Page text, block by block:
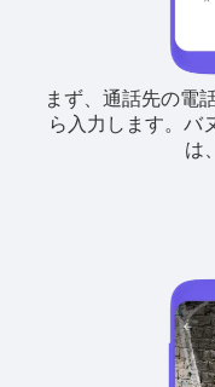
まず、通話先の電
ら入力します。 バ
は、